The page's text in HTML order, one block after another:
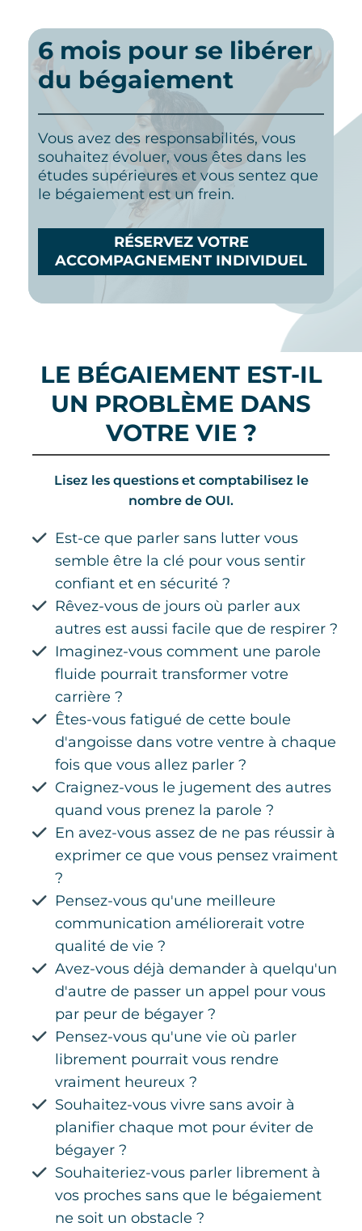
6 mois pour se libérer
du bégaiement
Vous avez des responsabilités, vous
souhaitez évoluer, vous êtes dans les
études supérieures et vous sentez que
le bégaiement est un frein.
RÉSERVEZ VOTRE
ACCOMPAGNEMENT INDIVIDUEL
LE BÉGAIEMENT EST-IL
UN PROBLÈME DANS
VOTRE VIE ?
Lisez les questions et comptabilisez le
nombre de OUI.
Est-ce que parler sans lutter vous
semble être la clé pour vous sentir
confiant et en sécurité ?
Rêvez-vous de jours où parler aux
autres est aussi facile que de respirer ?
Imaginez-vous comment une parole
fluide pourrait transformer votre
carrière ?
Êtes-vous fatigué de cette boule
d'angoisse dans votre ventre à chaque
fois que vous allez parler ?
Craignez-vous le jugement des autres
quand vous prenez la parole ?
En avez-vous assez de ne pas réussir à
exprimer ce que vous pensez vraiment
?
Pensez-vous qu'une meilleure
communication améliorerait votre
qualité de vie ?
Avez-vous déjà demander à quelqu'un
d'autre de passer un appel pour vous
par peur de bégayer ?
Pensez-vous qu'une vie où parler
librement pourrait vous rendre
vraiment heureux ?
Souhaitez-vous vivre sans avoir à
planifier chaque mot pour éviter de
bégayer ?
Souhaiteriez-vous parler librement à
vos proches sans que le bégaiement
ne soit un obstacle ?